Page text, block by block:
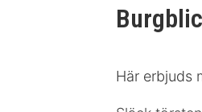
Här erbjuds